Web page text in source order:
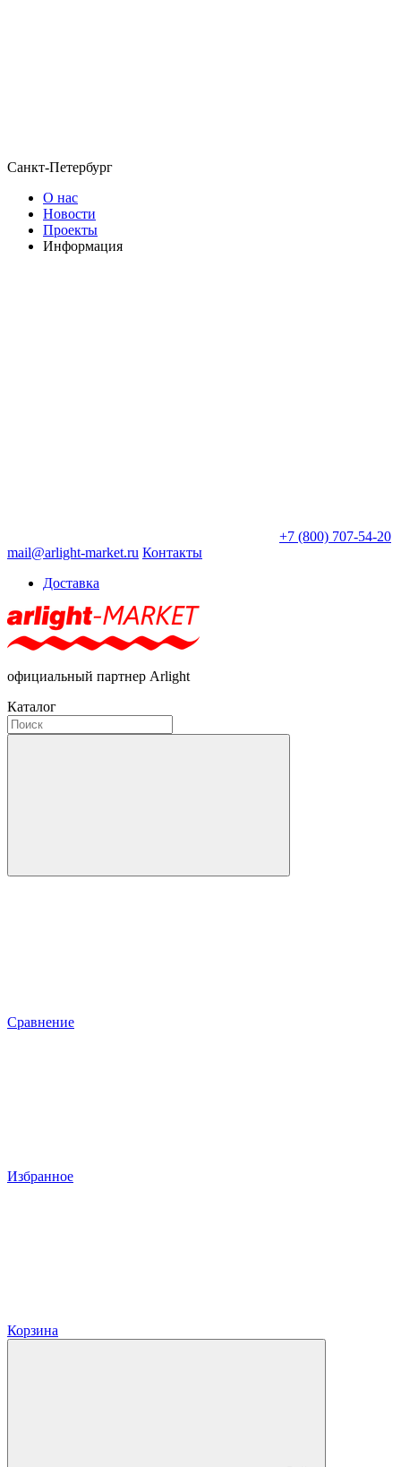
Санкт-Петербург
О нас
Новости
Проекты
Информация
+7 (800) 707-54-20
mail@arlight-market.ru Контакты
Доставка
официальный партнер Arlight
Каталог
Сравнение
Избранное
Корзина